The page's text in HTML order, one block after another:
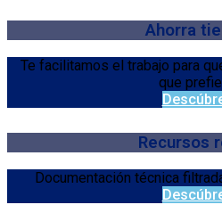
Ahorra
Te facilitamos el trabajo para
que
Recursos
Documentación técnica